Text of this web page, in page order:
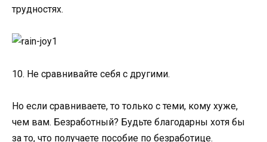
трудностях.
10. Не сравнивайте себя с другими.
Но если сравниваете, то только с теми, кому хуже,
чем вам. Безработный? Будьте благодарны хотя бы
за то, что получаете пособие по безработице.